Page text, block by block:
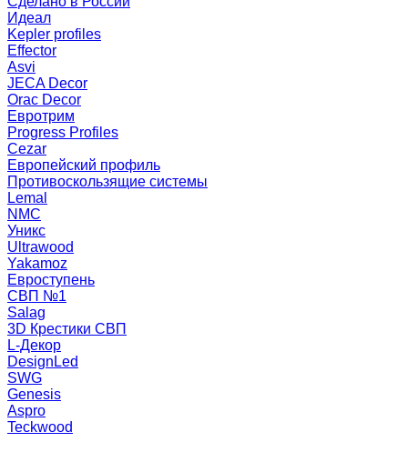
Идеал
Kepler profiles
Effector
Asvi
JECA Decor
Orac Decor
Евротрим
Progress Profiles
Cezar
Европейский профиль
Противоскользящие системы
Lemal
NMC
Уникс
Ultrawood
Yakamoz
Евроступень
СВП №1
Salag
3D Крестики СВП
L-Декор
DesignLed
SWG
Genesis
Aspro
Teckwood